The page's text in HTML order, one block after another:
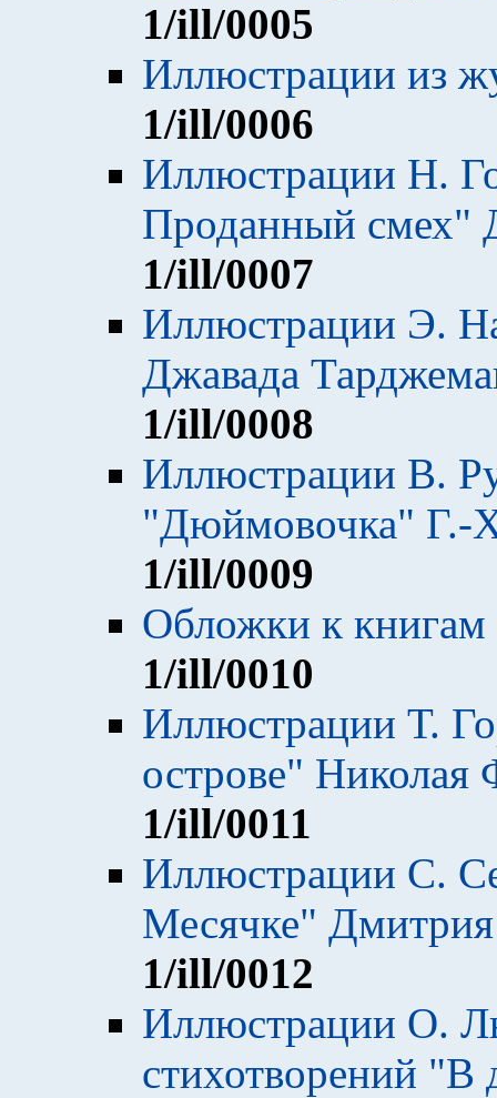
1/ill/0005
Иллюстрации из
1/ill/0006
Иллюстрации Н.
Проданный смех"
1/ill/0007
Иллюстрации Э.
Джавада
1/ill/0008
Иллюстрации В.
"Дюймовочка" Г.-
1/ill/0009
Обложки к книгам
1/ill/0010
Иллюстрации Т.
острове" Николая
1/ill/0011
Иллюстрации С.
Месячке"
1/ill/0012
Иллюстрации О.
стихотворений "В